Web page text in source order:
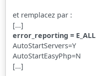
et remplacez par :
[...]
error_reporting = E_ALL
AutoStartServers=Y
AutoStartEasyPhp=N
[...]